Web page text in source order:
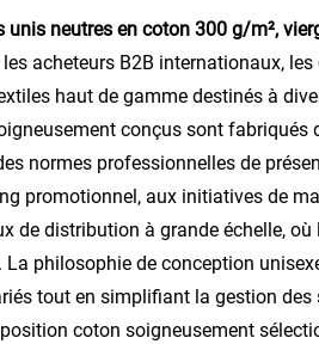
unis neutres en coton 300 g/m²,
acheteurs B2B internationaux,
haut de gamme destinés à
conçus sont
normes professionnelles de
promotionnel, aux initiatives de
de distribution à grande échelle,
philosophie de conception
tout en simplifiant la gestion
coton soigneusement